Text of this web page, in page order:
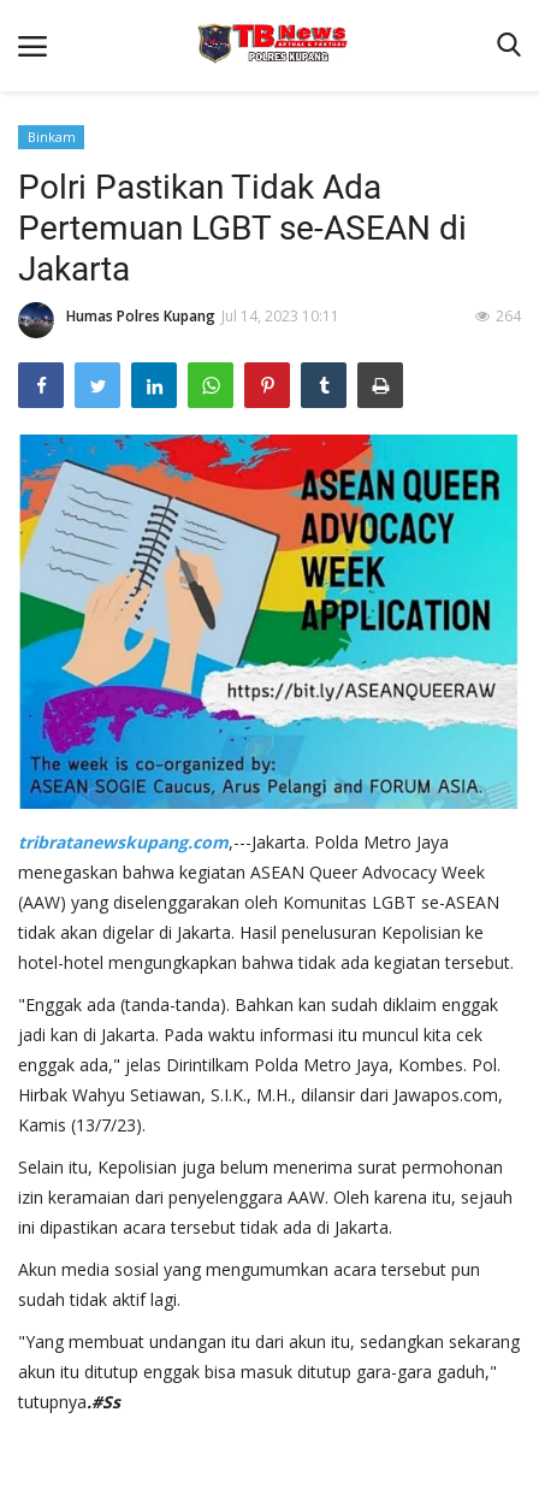
Beranda
Terms & Conditions
Reskrim
Binkam
Giat Ops
Lantas
Jurnal Kamtibmas
Satwil
Binkam
Polri Pastikan Tidak Ada
Pertemuan LGBT se-ASEAN di
Jakarta
Humas Polres Kupang Jul 14, 2023 10:11 264
tribratanewskupang.com,---Jakarta. Polda Metro Jaya
menegaskan bahwa kegiatan ASEAN Queer Advocacy Week
(AAW) yang diselenggarakan oleh Komunitas LGBT se-ASEAN
tidak akan digelar di Jakarta. Hasil penelusuran Kepolisian ke
hotel-hotel mengungkapkan bahwa tidak ada kegiatan tersebut.
"Enggak ada (tanda-tanda). Bahkan kan sudah diklaim enggak
jadi kan di Jakarta. Pada waktu informasi itu muncul kita cek
enggak ada," jelas Dirintilkam Polda Metro Jaya, Kombes. Pol.
Hirbak Wahyu Setiawan, S.I.K., M.H., dilansir dari Jawapos.com,
Kamis (13/7/23).
Selain itu, Kepolisian juga belum menerima surat permohonan
izin keramaian dari penyelenggara AAW. Oleh karena itu, sejauh
ini dipastikan acara tersebut tidak ada di Jakarta.
Akun media sosial yang mengumumkan acara tersebut pun
sudah tidak aktif lagi.
"Yang membuat undangan itu dari akun itu, sedangkan sekarang
akun itu ditutup enggak bisa masuk ditutup gara-gara gaduh,"
tutupnya.#Ss